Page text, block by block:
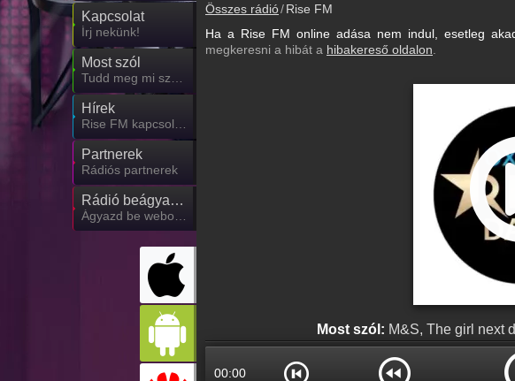
Kapcsolat
Írj nekünk!
Most szól
Tudd meg mi szólt eddig
Hírek
Rise FM kapcsolatos hírek
Partnerek
Rádiós partnerek
Rádió beágyazás
Ágyazd be weboldaladba
Összes rádió Rise FM
Ha a Rise FM online adása nem indul, esetleg
megkeresni a hibát a hibakereső oldalon
Most szól: M&S, The girl next
00:00